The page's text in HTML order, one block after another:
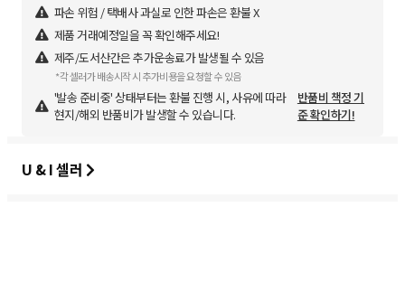
파손 위험 / 택배사 과실로 인한 파손은 환불 X
제품 거래예정일을 꼭 확인해주세요!
제주/도서산간은 추가운송료가 발생될 수 있음
*각 셀러가 배송시작 시 추가비용을 요청할 수 있음
'발송 준비중' 상태부터는 환불 진행 시, 사유에 따라
현지/해외 반품비가 발생할 수 있습니다.
반품비 책정 기
준 확인하기!
U & I 셀러